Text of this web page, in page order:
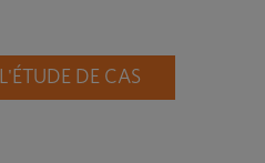
DE CAS